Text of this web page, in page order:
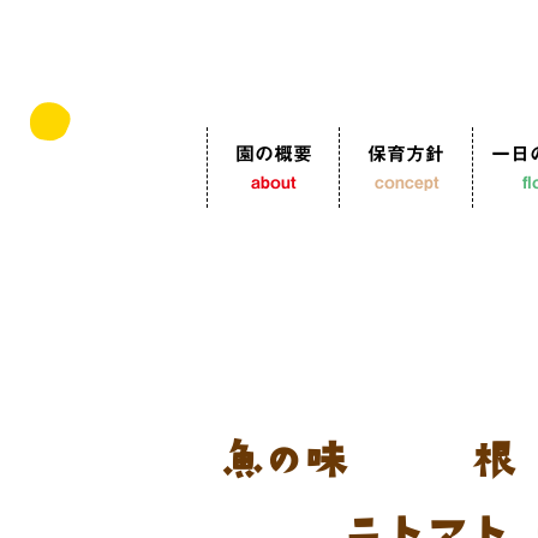
園の概要
about
保育方針
concept
一日
魚の味噌煮 根